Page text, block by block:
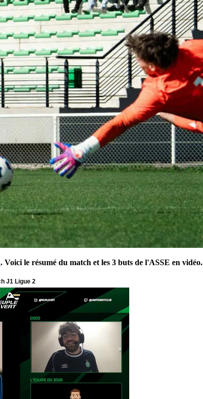
. Voici le résumé du match et les 3 buts de l'ASSE en vidéo.